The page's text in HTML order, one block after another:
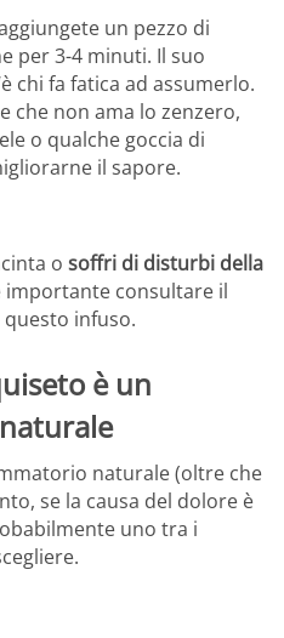
un pezzo di
per 3-4 minuti. Il suo
chi fa fatica ad assumerlo.
che non ama lo zenzero,
o qualche goccia di
il sapore.
o soffri di disturbi della
importante consultare il
infuso.
è un
naturale (oltre che
se la causa del dolore è
uno tra i